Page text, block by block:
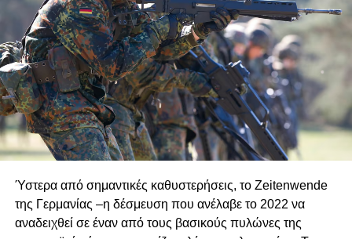
δίκαιο», δήλωσε χαρακτηριστικά.
Ο Γκιουλέρ υποστήριξε ακόμη ότι οποιαδήποτε
πρωτοβουλία ή συμμαχία η οποία, σύμφωνα με την
τουρκική θέση, στρέφεται εναντίον των δικαιωμάτων και
των συμφερόντων της Τουρκίας και του ψευδοκράτους
δεν είναι δυνατόν να επιτύχει, επικαλούμενος τη
στρατιωτική ισχύ και την αποτρεπτική ικανότητα της
χώρας του.
Παράλληλα, επανέλαβε τη θέση της Άγκυρας ότι η Τουρκία
εξακολουθεί να διατηρεί τα δικαιώματα και τις
υποχρεώσεις της ως εγγυήτρια δύναμη στην Κύπρο βάσει
Ύστερα από σημαντικές καθυστερήσεις, το Zeitenwende
της Γερμανίας –η δέσμευση που ανέλαβε το 2022 να
αναδειχθεί σε έναν από τους βασικούς πυλώνες της